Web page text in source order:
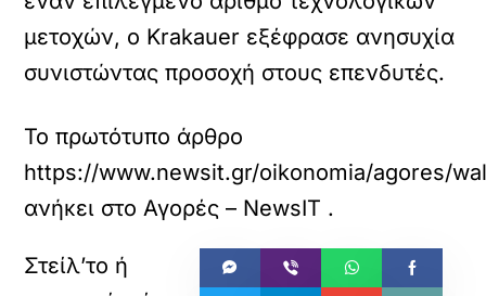
μετοχών, ο Krakauer εξέφρασε ανησυχία
συνιστώντας προσοχή στους επενδυτές.
Το πρωτότυπο άρθρο
https://www.newsit.gr/oikonomia/agores/
ανήκει στοΑγορές – NewsIT .